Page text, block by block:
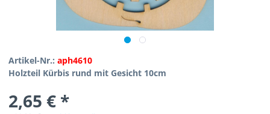
Artikel-Nr.:aph4610
Holzteil Kürbis rund mit Gesicht 10cm
2,65 € *